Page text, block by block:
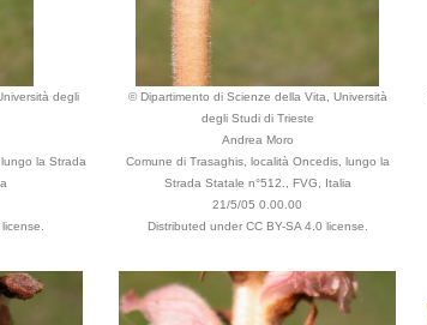
degli
la Strada
© Dipartimento di Scienze della Vita, Università
degli Studi di Trieste
Andrea Moro
Comune di Trasaghis, località Oncedis, lungo la
Strada Statale n°512., FVG, Italia
21/5/05 0.00.00
Distributed under CC BY-SA 4.0 license.